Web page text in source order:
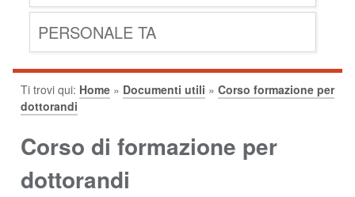
PERSONALE TA
Ti trovi qui: Home » Documenti utili » Corso formazione per
dottorandi
Corso di formazione per
dottorandi